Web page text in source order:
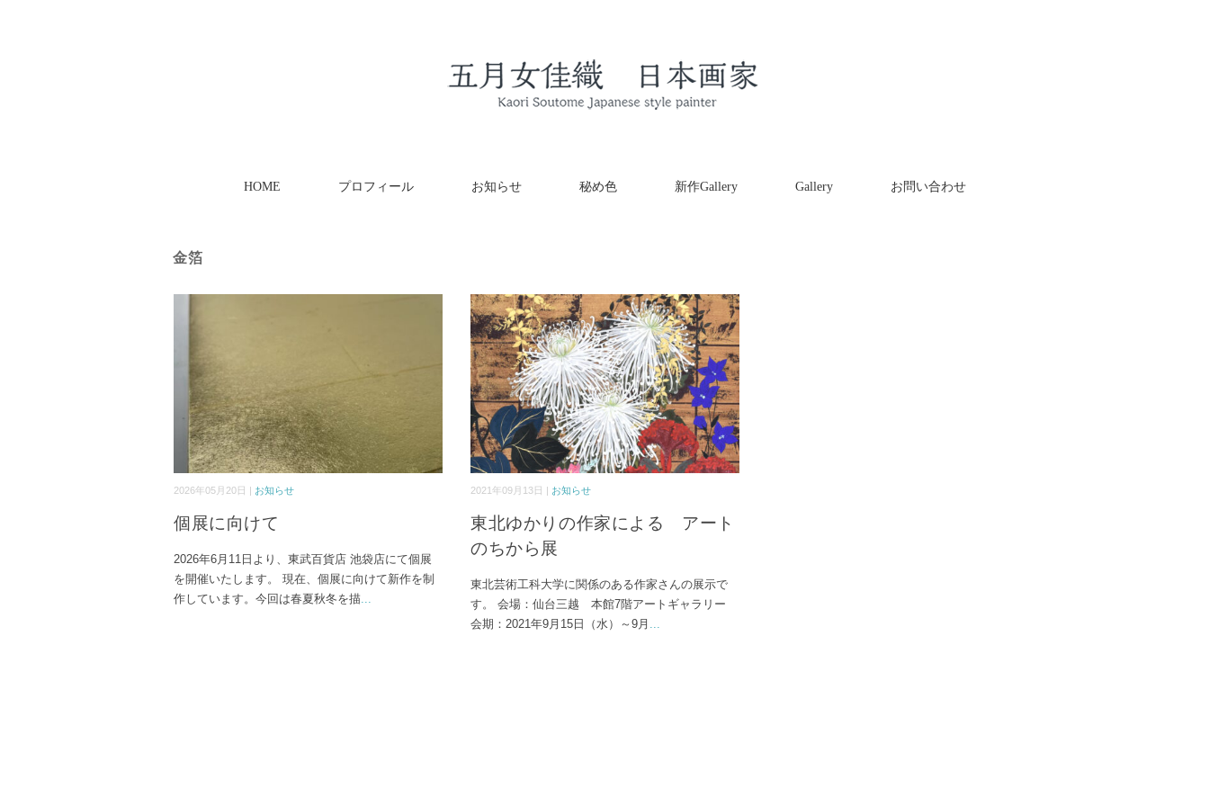
HOME プロフィール お知らせ 秘め色 新作Gallery Gallery お問い合わせ
金箔
2026年05月20日 | お知らせ
個展に向けて
2026年6月11日より、東武百貨店 池袋店にて個展
を開催いたします。 現在、個展に向けて新作を制
作しています。今回は春夏秋冬を描...
2021年09月13日 | お知らせ
東北ゆかりの作家による アート
のちから展
東北芸術工科大学に関係のある作家さんの展示で
す。 会場：仙台三越 本館7階アートギャラリー
会期：2021年9月15日（水）～9月 ...